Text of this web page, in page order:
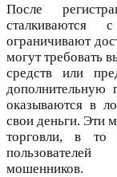
После
сталкиваются
ограничивают
могут требовать
средств или
дополнительную
оказываются в
свои деньги. Эти
торговли, в
мошенников.